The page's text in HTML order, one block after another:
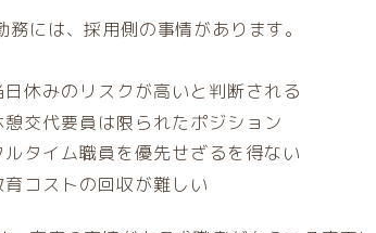
務には、採用側の事情があります。
日休みのリスクが高いと判断される
憩交代要員は限られたポジション
ルタイム職員を優先せざるを得ない
育コストの回収が難しい